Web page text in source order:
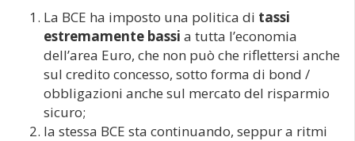
La BCE ha imposto una politica di tassi
estremamente bassi a tutta l’economia
dell’area Euro, che non può che riflettersi anche
sul credito concesso, sotto forma di bond /
obbligazioni anche sul mercato del risparmio
sicuro;
la stessa BCE sta continuando, seppur a ritmi